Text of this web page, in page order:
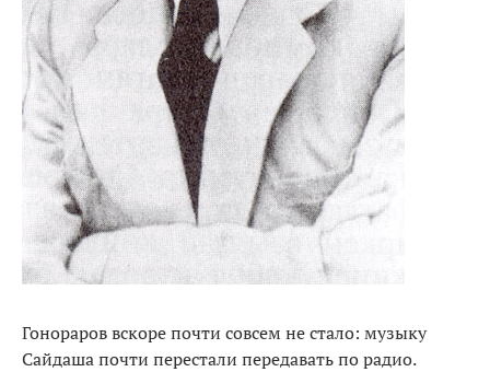
Гонораров вскоре почти совсем не стало: музыку
Сайдаша почти перестали передавать по радио.